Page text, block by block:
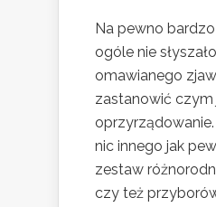
Na pewno
ogóle nie
omawianego
zastanowić czym
nic innego jak
zestaw
czy też